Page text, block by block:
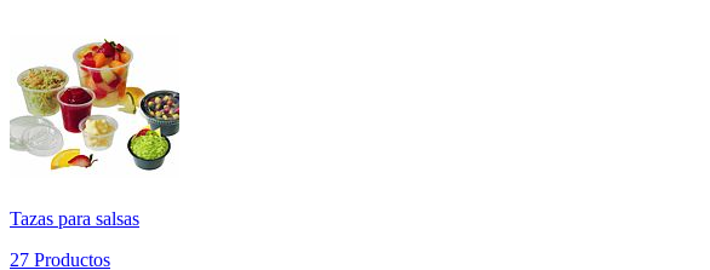
Tazas para salsas
27 Productos